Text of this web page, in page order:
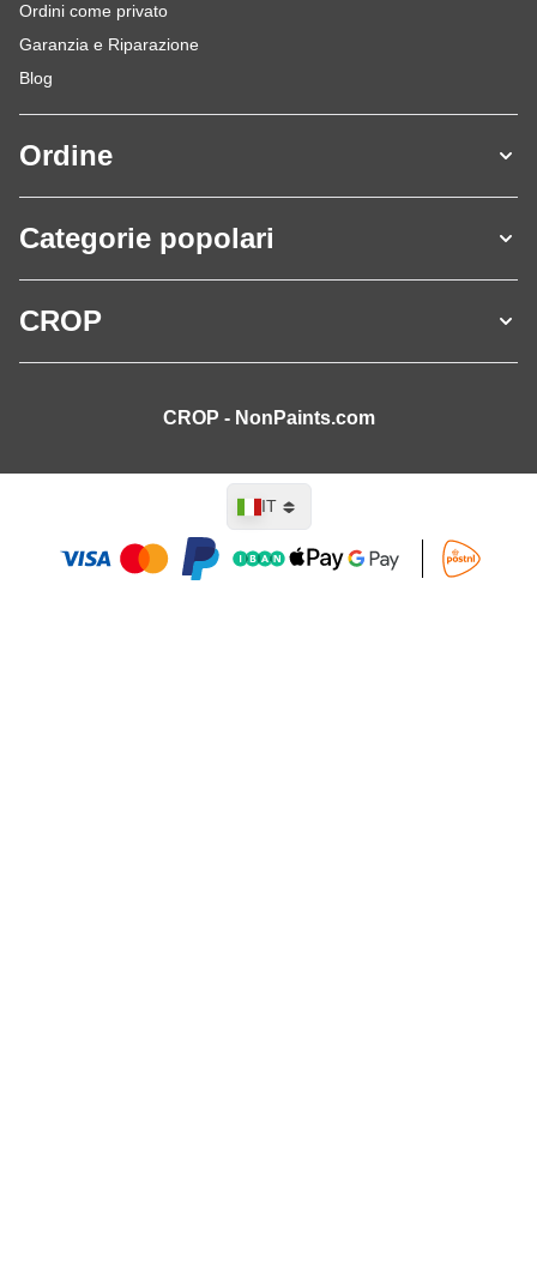
Ordini come privato
Garanzia e Riparazione
Blog
Ordine
Categorie popolari
CROP
CROP - NonPaints.com
Lingua
IT